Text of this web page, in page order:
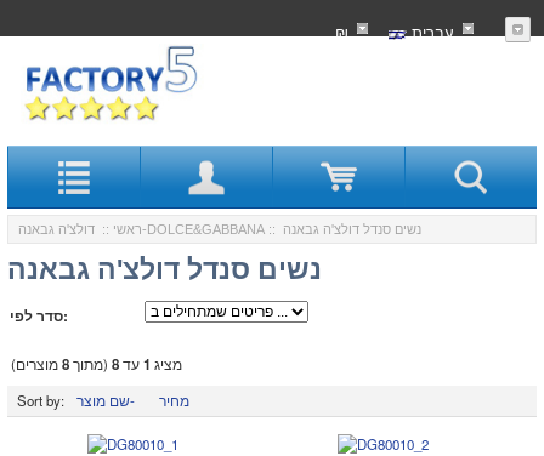
עִברִית ₪
ראשי :: דולצ'ה גבאנה-DOLCE&GABBANA :: נשים סנדל דולצ'ה גבאנה
נשים סנדל דולצ'ה גבאנה
סדר לפי:
מציג 1עד8 (מתוך8מוצרים)
Sort by:
שם מוצר- מחיר